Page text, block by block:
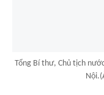
Tổng Bí thư, Chủ tịch